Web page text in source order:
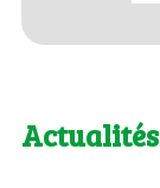
Actualités